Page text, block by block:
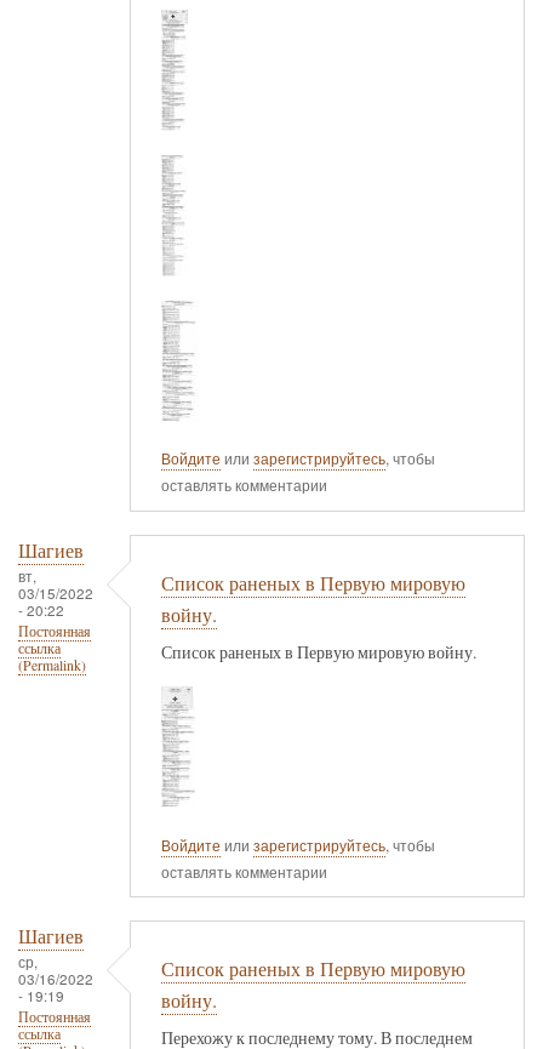
Войдите или зарегистрируйтесь, чтобы
оставлять комментарии
Шагиев
вт,
03/15/2022
- 20:22
Постоянная
ссылка
(Permalink)
Список раненых в Первую мировую
войну.
Список раненых в Первую мировую войну.
Войдите или зарегистрируйтесь, чтобы
оставлять комментарии
Шагиев
ср,
03/16/2022
- 19:19
Постоянная
ссылка
Список раненых в Первую мировую
войну.
Перехожу к последнему тому. В последнем